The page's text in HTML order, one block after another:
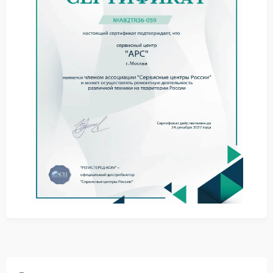
появления первых признаков перегрева, иначе
возможны более серьезные повреждения
электронных компонентов.
Что можно сделать до
обращения к мастеру
Отключить устройство от сети.
Не использовать ИБП рядом с отопительными
приборами.
Самостоятельная разборка корпуса способна
привести к дополнительным поломкам. По этой
причине сервис APC выполняет диагностику
системы охлаждения с заменой неисправных